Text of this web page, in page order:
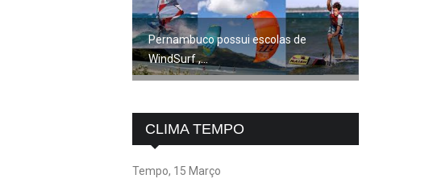
Pernambuco possui escolas de
WindSurf ,...
CLIMA TEMPO
Tempo, 15 Março